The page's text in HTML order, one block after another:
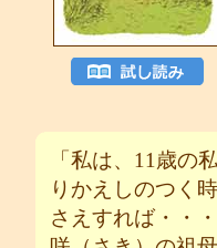
「私は、11歳の
りかえしのつく
さえすれば・・・